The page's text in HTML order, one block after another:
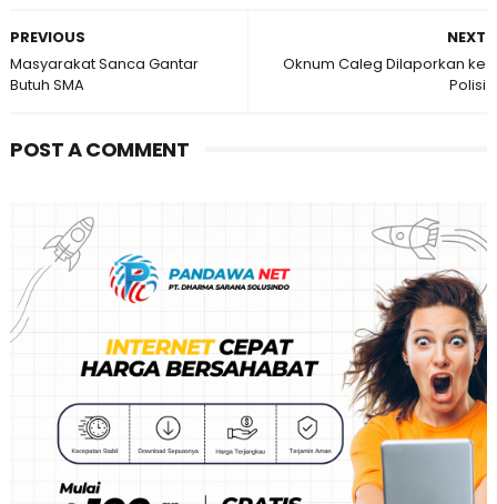
NEXT
Oknum Caleg Dilaporkan ke
Polisi
PREVIOUS
Masyarakat Sanca Gantar
Butuh SMA
POST A COMMENT